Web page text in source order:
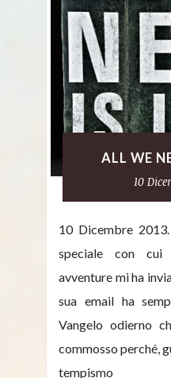
ALL WE
10
10 Dicembre
speciale con
avventure mi ha
sua email ha
Vangelo odierno
commosso perché,
tempismo